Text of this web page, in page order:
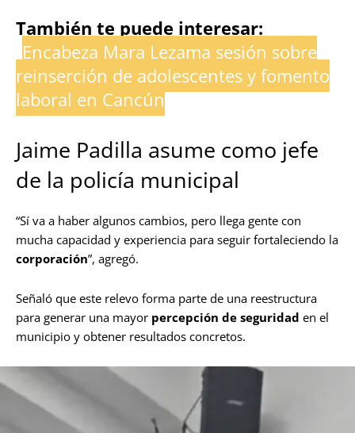
También te puede interesar:
Encabeza Mara Lezama sesión sobre
reinserción de adolescentes y fomento
laboral en Cancún
Jaime Padilla asume como jefe
de la policía municipal
“Sí va a haber algunos cambios, pero llega gente con
mucha capacidad y experiencia para seguir fortaleciendo la
corporación”, agregó.
Señaló que este relevo forma parte de una reestructura
para generar una mayor percepción de seguridad en el
municipio y obtener resultados concretos.